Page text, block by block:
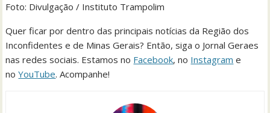
Foto: Divulgação / Instituto Trampolim
Quer ficar por dentro das principais notícias da Região dos
Inconfidentes e de Minas Gerais? Então, siga o Jornal Geraes
nas redes sociais. Estamos no Facebook, no Instagram e
noYouTube. Acompanhe!